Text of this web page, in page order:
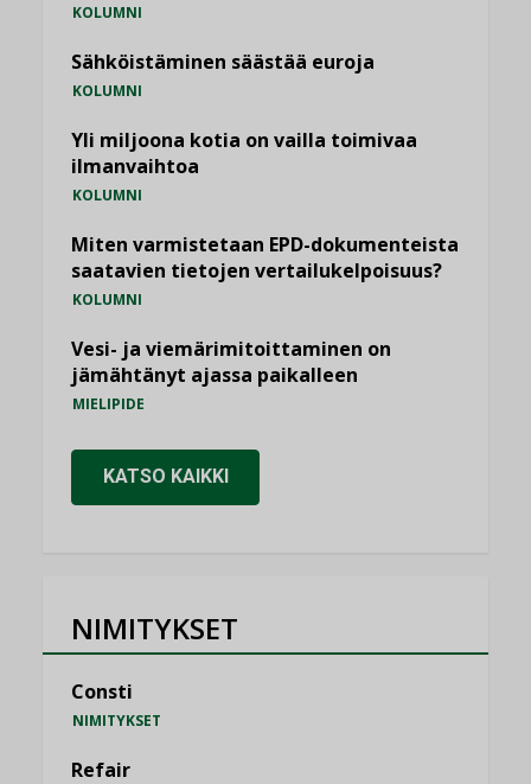
KOLUMNI
Sähköistäminen säästää euroja
KOLUMNI
Yli miljoona kotia on vailla toimivaa
ilmanvaihtoa
KOLUMNI
Miten varmistetaan EPD-dokumenteista
saatavien tietojen vertailukelpoisuus?
KOLUMNI
Vesi- ja viemärimitoittaminen on
jämähtänyt ajassa paikalleen
MIELIPIDE
KATSO KAIKKI
NIMITYKSET
Consti
NIMITYKSET
Refair